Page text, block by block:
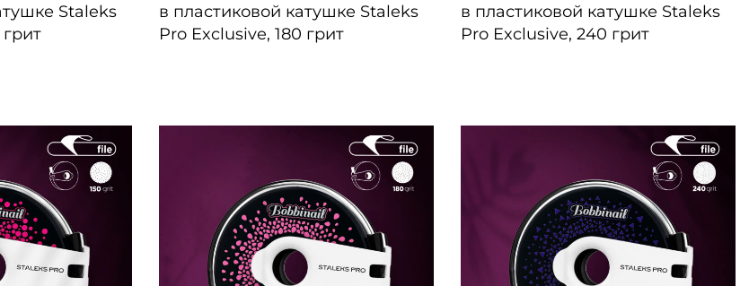
Staleks
в пластиковой катушке Staleks
Pro Exclusive, 180 грит
в пластиковой катушке Staleks
Pro Exclusive, 240 грит